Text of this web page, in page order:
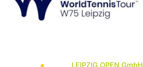
LEIPZIG OPEN GmbH